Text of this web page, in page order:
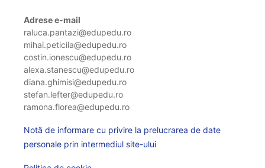
Adrese e-mail
raluca.pantazi@edupedu.ro
mihai.peticila@edupedu.ro
costin.ionescu@edupedu.ro
alexa.stanescu@edupedu.ro
diana.ghimisi@edupedu.ro
stefan.lefter@edupedu.ro
ramona.florea@edupedu.ro
Notă de informare cu privire la prelucrarea de date
personale prin intermediul site-ului